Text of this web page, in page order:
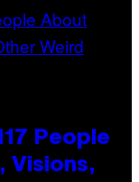
People
Visions,